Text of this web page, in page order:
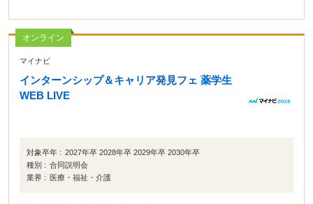
オンライン
マイナビ
インターンシップ＆キャリア発見フェ 薬学生
WEB LIVE
対象卒年 : 2027年卒 2028年卒 2029年卒 2030年卒
種別 : 合同説明会
業界 :
医療・福祉・介護